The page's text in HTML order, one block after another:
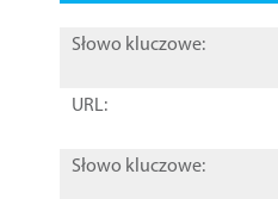
Słowo kluczowe:
URL:
Słowo kluczowe: